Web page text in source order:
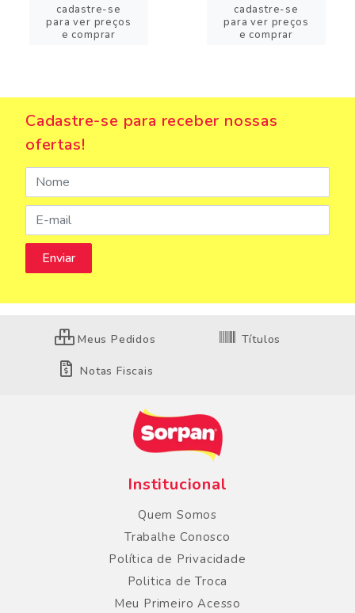
cadastre-se
para ver preços
e comprar
cadastre-se
para ver preços
e comprar
Cadastre-se para receber nossas
ofertas!
Meus Pedidos Títulos
Notas Fiscais
Institucional
Quem Somos
Trabalhe Conosco
Política de Privacidade
Politica de Troca
Meu Primeiro Acesso